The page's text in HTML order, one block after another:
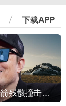
下载APP
SpaceX火箭残骸撞击月球